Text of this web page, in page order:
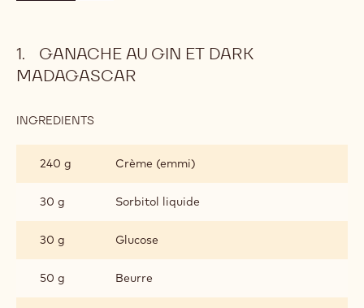
GANACHE AU GIN ET DARK
MADAGASCAR
INGREDIENTS
ET
DARK
MADAGASCAR
240 g Crème (emmi)
30 g Sorbitol liquide
30 g Glucose
50 g Beurre